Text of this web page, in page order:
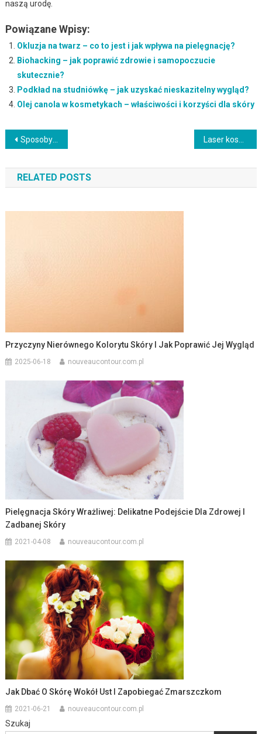
naszą urodę.
Powiązane Wpisy:
Okluzja na twarz – co to jest i jak wpływa na pielęgnację?
Biohacking – jak poprawić zdrowie i samopoczucie
skutecznie?
Podkład na studniówkę – jak uzyskać nieskazitelny wygląd?
Olej canola w kosmetykach – właściwości i korzyści dla skóry
Nawigacja
wpisu
Sposoby na trwały i efektowny manicure hybrydowy: Piękne paznokcie na dłużej
RELATED POSTS
Przyczyny Nierównego Kolorytu Skóry I Jak Poprawić Jej Wygląd
2025-06-18 nouveaucontour.com.pl
Pielęgnacja Skóry Wrażliwej: Delikatne Podejście Dla Zdrowej I
Zadbanej Skóry
2021-04-08 nouveaucontour.com.pl
Jak Dbać O Skórę Wokół Ust I Zapobiegać Zmarszczkom
2021-06-21 nouveaucontour.com.pl
Szukaj